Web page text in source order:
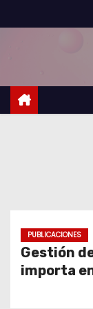
a
r
PUBLICACIONES
Gestión
importa